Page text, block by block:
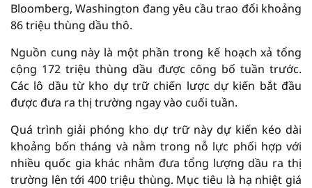
Bloomberg, Washington đang yêu cầu trao đổi khoảng
86 triệu thùng dầu thô.
Nguồn cung này là một phần trong kế hoạch xả tổng
cộng 172 triệu thùng dầu được công bố tuần trước.
Các lô dầu từ kho dự trữ chiến lược dự kiến bắt đầu
được đưa ra thị trường ngay vào cuối tuần.
Quá trình giải phóng kho dự trữ này dự kiến kéo dài
khoảng bốn tháng và nằm trong nỗ lực phối hợp với
nhiều quốc gia khác nhằm đưa tổng lượng dầu ra thị
trường lên tới 400 triệu thùng. Mục tiêu là hạ nhiệt giá